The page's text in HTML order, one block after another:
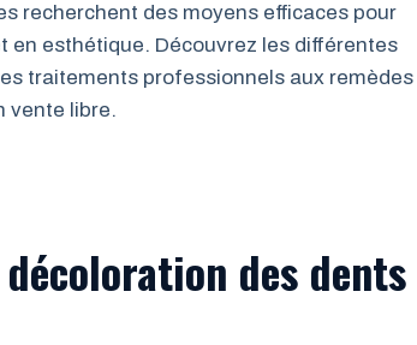
recherchent des moyens efficaces pour
en esthétique. Découvrez les différentes
traitements professionnels aux remèdes
vente libre.
des dents